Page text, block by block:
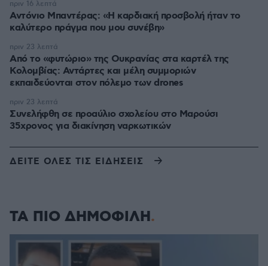
Αντόνιο Μπαντέρας: «Η καρδιακή προσβολή ήταν το
καλύτερο πράγμα που μου συνέβη»
πριν 16 λεπτά
Από το «φυτώριο» της Ουκρανίας στα καρτέλ της
Κολομβίας: Αντάρτες και μέλη συμμοριών
εκπαιδεύονται στον πόλεμο των drones
πριν 23 λεπτά
Συνελήφθη σε προαύλιο σχολείου στο Μαρούσι
35χρονος για διακίνηση ναρκωτικών
πριν 23 λεπτά
ΔΕΙΤΕ ΟΛΕΣ ΤΙΣ ΕΙΔΗΣΕΙΣ
ΤΑ ΠΙΟ ΔΗΜΟΦΙΛΗ